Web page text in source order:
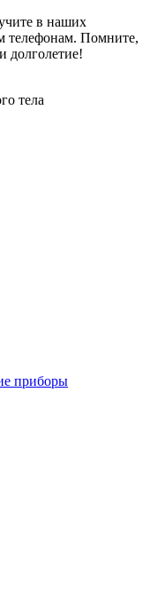
в наших
телефонам. Помните,
долголетие!
тела
приборы